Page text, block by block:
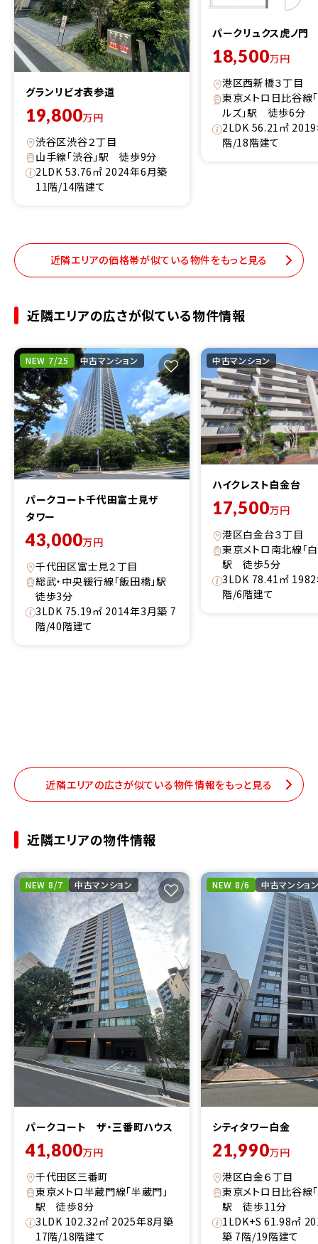
グランリビオ表参道
19,800万円
渋谷区渋谷２丁目
山手線「渋谷」駅 徒歩9分
2LDK 53.76㎡ 2024年6月築
11階/14階建て
パークリュクス虎ノ門
18,500万円
港区西新橋３丁目
東京メトロ日比谷線
ルズ」駅 徒歩6分
2LDK 56.21㎡
階/18階建て
近隣エリアの価格帯が似ている物件をもっと見る
近隣エリアの広さが似ている物件情報
NEW 7/25 中古マンション
パークコート千代田富士見ザ
タワー
43,000万円
千代田区富士見２丁目
総武・中央緩行線「飯田橋」駅
徒歩3分
3LDK 75.19㎡ 2014年3月築 7
階/40階建て
中古マンション
ハイクレスト白金台
17,500万円
港区白金台３丁目
東京メトロ南北線「
駅 徒歩5分
3LDK 78.41㎡
階/6階建て
近隣エリアの広さが似ている物件情報をもっと見る
近隣エリアの物件情報
NEW 8/7 中古マンション
パークコート ザ・三番町ハウス
41,800万円
千代田区三番町
東京メトロ半蔵門線「半蔵門」
駅 徒歩8分
3LDK 102.32㎡ 2025年8月築
17階/18階建て
NEW 8/6 中古マンショ
シティタワー白金
21,990万円
港区白金６丁目
東京メトロ日比谷線
駅 徒歩11分
1LDK+S 61.98㎡
築 7階/19階建て